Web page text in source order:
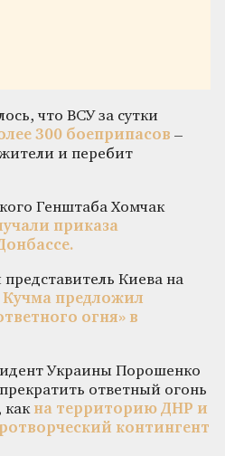
что ВСУ за сутки
300 боеприпасов –
и перебит
Генштаба Хомчак
приказа
Киева на
Кучма предложил
огня» в
Украины Порошенко
ответный огонь
как на территорию ДНР и
контингент